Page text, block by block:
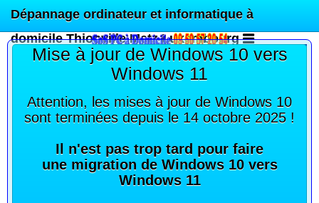
Dépannage ordinateur et informatique à
domicile Thionville Metz Luxembourg
Mise à jour de Windows 10 vers
Windows 11
Attention, les mises à jour de Windows 10
sont terminées depuis le 14 octobre 2025 !
Il n'est pas trop tard pour faire
une migration de Windows 10 vers
Windows 11